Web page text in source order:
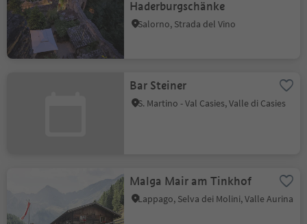
Haderburgschänke
Salorno, Strada del Vino
Bar Steiner
S. Martino - Val Casies, Valle di Casies
Malga Mair am Tinkhof
Lappago, Selva dei Molini, Valle Aurina